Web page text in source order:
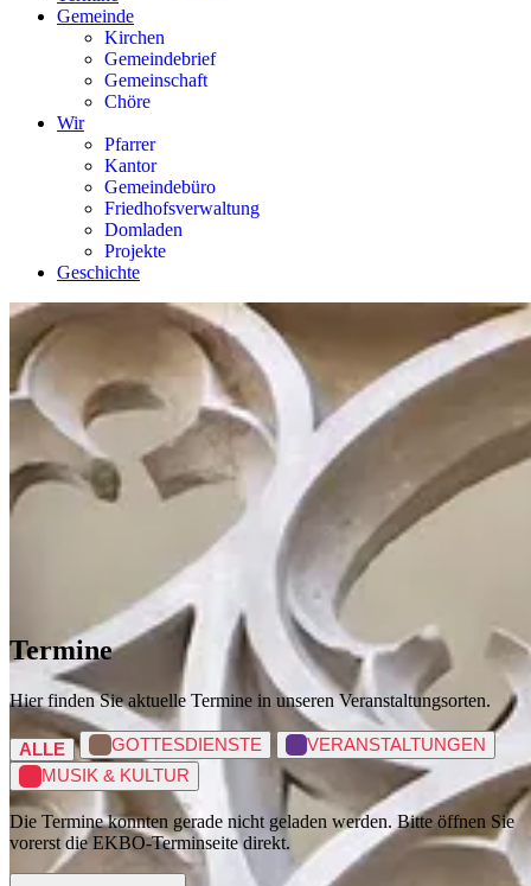
Gemeinde
Kirchen
Gemeindebrief
Gemeinschaft
Chöre
Wir
Pfarrer
Kantor
Gemeindebüro
Friedhofsverwaltung
Domladen
Projekte
Geschichte
Termine
Hier finden Sie aktuelle Termine in unseren Veranstaltungsorten.
ALLE GOTTESDIENSTE
VERANSTALTUNGEN
MUSIK & KULTUR
Die Termine konnten gerade nicht geladen werden. Bitte öffnen Sie
vorerst die EKBO-Terminseite direkt.